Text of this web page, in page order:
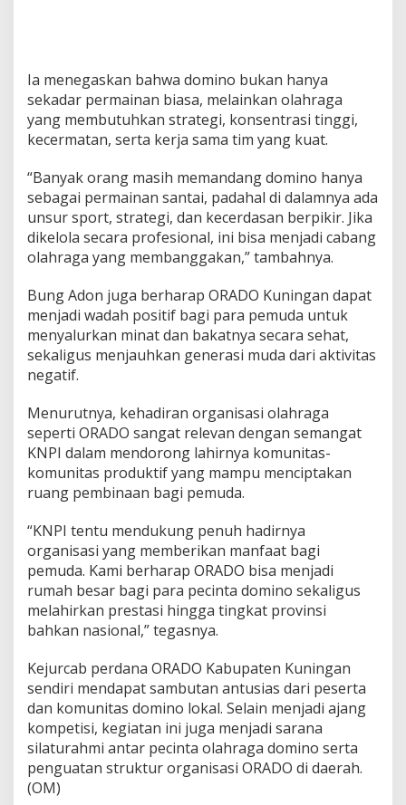
Ia menegaskan bahwa domino bukan hanya
sekadar permainan biasa, melainkan olahraga
yang membutuhkan strategi, konsentrasi tinggi,
kecermatan, serta kerja sama tim yang kuat.
“Banyak orang masih memandang domino hanya
sebagai permainan santai, padahal di dalamnya ada
unsur sport, strategi, dan kecerdasan berpikir. Jika
dikelola secara profesional, ini bisa menjadi cabang
olahraga yang membanggakan,” tambahnya.
Bung Adon juga berharap ORADO Kuningan dapat
menjadi wadah positif bagi para pemuda untuk
menyalurkan minat dan bakatnya secara sehat,
sekaligus menjauhkan generasi muda dari aktivitas
negatif.
Menurutnya, kehadiran organisasi olahraga
seperti ORADO sangat relevan dengan semangat
KNPI dalam mendorong lahirnya komunitas-
komunitas produktif yang mampu menciptakan
ruang pembinaan bagi pemuda.
“KNPI tentu mendukung penuh hadirnya
organisasi yang memberikan manfaat bagi
pemuda. Kami berharap ORADO bisa menjadi
rumah besar bagi para pecinta domino sekaligus
melahirkan prestasi hingga tingkat provinsi
bahkan nasional,” tegasnya.
Kejurcab perdana ORADO Kabupaten Kuningan
sendiri mendapat sambutan antusias dari peserta
dan komunitas domino lokal. Selain menjadi ajang
kompetisi, kegiatan ini juga menjadi sarana
silaturahmi antar pecinta olahraga domino serta
penguatan struktur organisasi ORADO di daerah.
(OM)